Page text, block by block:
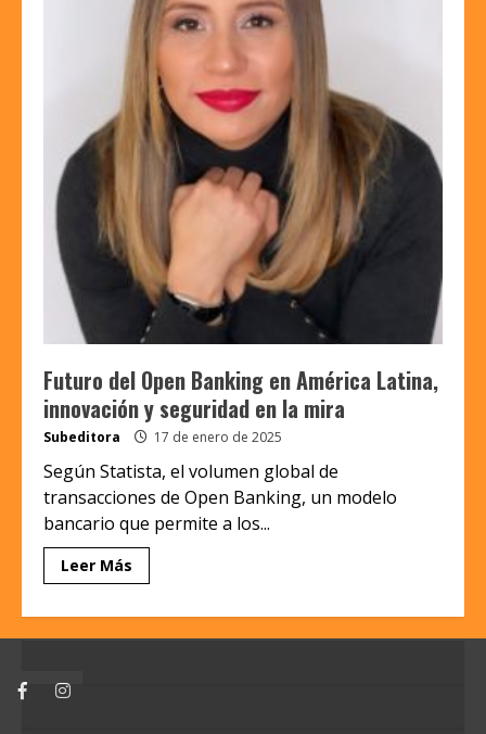
Futuro del Open Banking en América Latina,
innovación y seguridad en la mira
Subeditora 17 de enero de 2025
Según Statista, el volumen global de
transacciones de Open Banking, un modelo
bancario que permite a los...
Leer Más
FacebookInstagram